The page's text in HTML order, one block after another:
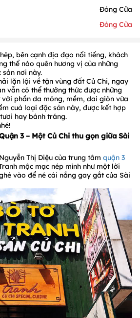
Đóng Cửa
Đóng Cửa
bên cạnh địa đạo nổi tiếng, khách
thể nào quên hương vị của những
nơi này.
lặn lội về tận vùng đất Củ Chi, ngay
vẫn có thể thưởng thức được những
phần da mỏng, mềm, dai giòn vừa
cuả loại đặc sản này, được kết hợp
hay bánh tráng.
3 – Một Củ Chi thu gọn giữa Sài
Thị Diệu của trung tâm quận 3
mộc mạc nép mình như một lời
vào để né cái nắng gay gắt của Sài